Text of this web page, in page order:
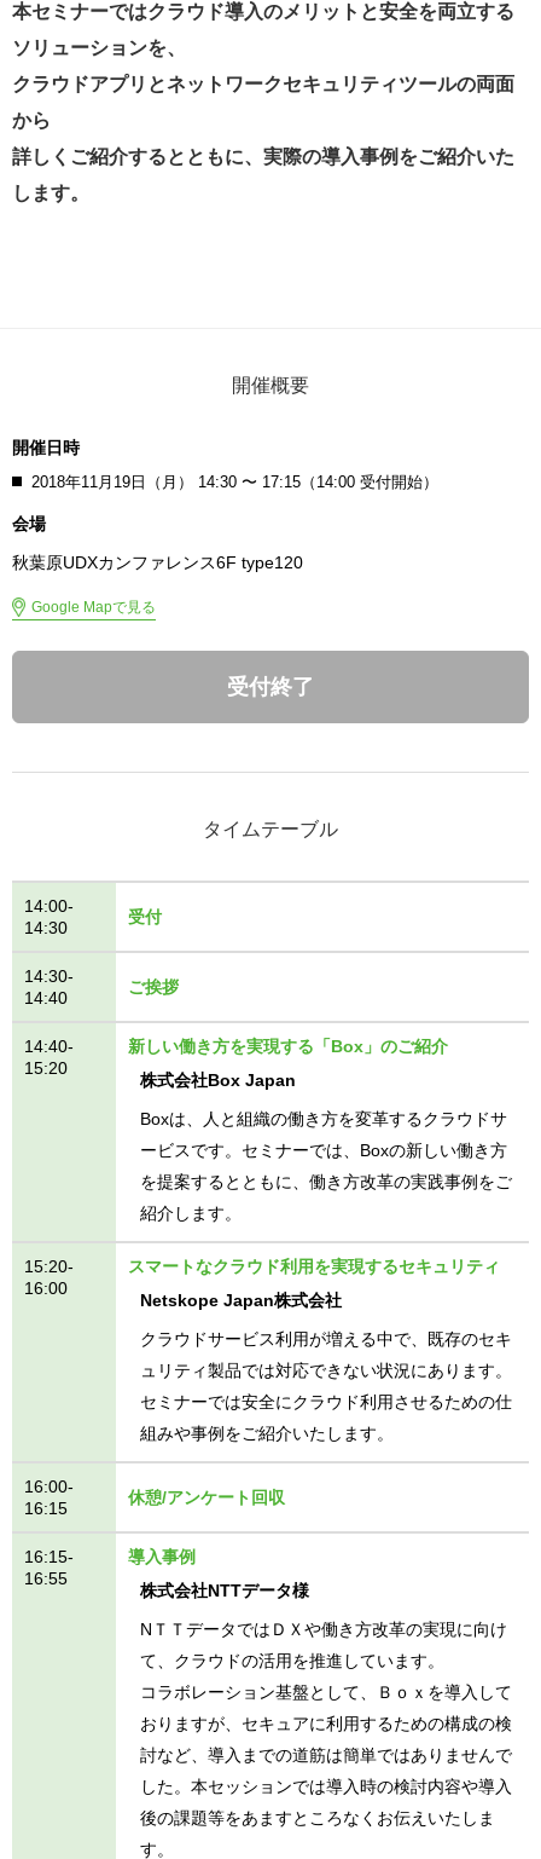
本セミナーではクラウド導入のメリットと安全を両立する
ソリューションを、
クラウドアプリとネットワークセキュリティツールの両面
から
詳しくご紹介するとともに、実際の導入事例をご紹介いた
します。
開催概要
開催日時
2018年11月19日（月） 14:30 〜 17:15（14:00 受付開始）
会場
秋葉原UDXカンファレンス6F type120
Google Mapで見る
受付終了
タイムテーブル
14:00-
14:30
受付
14:30-
14:40
ご挨拶
14:40-
15:20
新しい働き方を実現する「Box」のご紹介
株式会社Box Japan
Boxは、人と組織の働き方を変革するクラウドサ
ービスです。セミナーでは、Boxの新しい働き方
を提案するとともに、働き方改革の実践事例をご
紹介します。
15:20-
16:00
スマートなクラウド利用を実現するセキュリティ
Netskope Japan株式会社
クラウドサービス利用が増える中で、既存のセキ
ュリティ製品では対応できない状況にあります。
セミナーでは安全にクラウド利用させるための仕
組みや事例をご紹介いたします。
16:00-
16:15
休憩/アンケート回収
16:15-
16:55
導入事例
株式会社NTTデータ様
NＴＴデータではＤＸや働き方改革の実現に向け
て、クラウドの活用を推進しています。
コラボレーション基盤として、Ｂｏｘを導入して
おりますが、セキュアに利用するための構成の検
討など、導入までの道筋は簡単ではありませんで
した。本セッションでは導入時の検討内容や導入
後の課題等をあますところなくお伝えいたしま
す。